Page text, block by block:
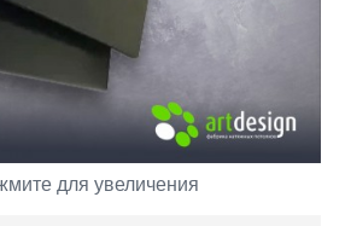
для увеличения